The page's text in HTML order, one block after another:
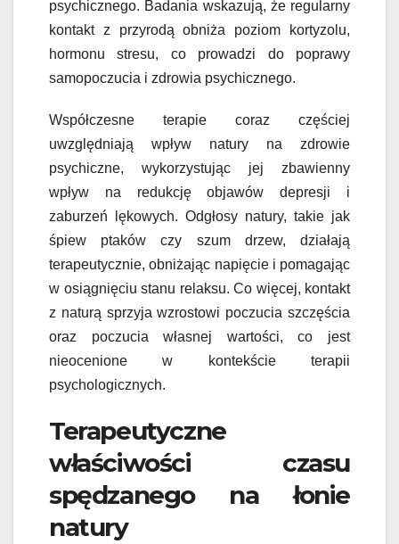
psychicznego. Badania wskazują, że regularny
kontakt z przyrodą obniża poziom kortyzolu,
hormonu stresu, co prowadzi do poprawy
samopoczucia i zdrowia psychicznego.
Współczesne terapie coraz częściej
uwzględniają wpływ natury na zdrowie
psychiczne, wykorzystując jej zbawienny
wpływ na redukcję objawów depresji i
zaburzeń lękowych. Odgłosy natury, takie jak
śpiew ptaków czy szum drzew, działają
terapeutycznie, obniżając napięcie i pomagając
w osiągnięciu stanu relaksu. Co więcej, kontakt
z naturą sprzyja wzrostowi poczucia szczęścia
oraz poczucia własnej wartości, co jest
nieocenione w kontekście terapii
psychologicznych.
Terapeutyczne
właściwości czasu
spędzanego na łonie
natury